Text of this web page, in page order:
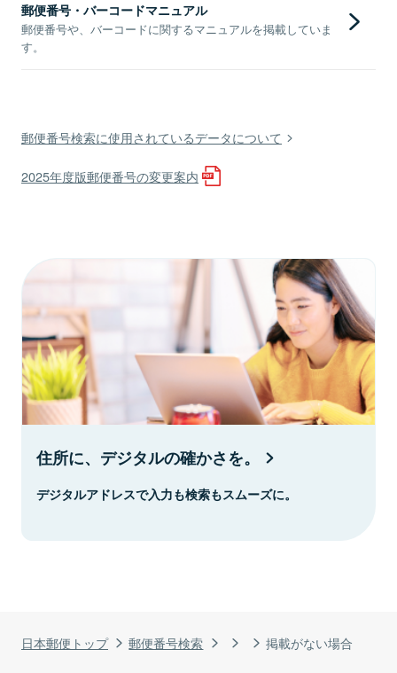
日本郵便トップ 郵便番号検索 掲載がない場合
郵便番号・バーコードマニュアル
郵便番号や、バーコードに関するマニュアルを掲載していま
す。
郵便番号検索に使用されているデータについて
2025年度版郵便番号の変更案内
住所に、デジタルの確かさを。
デジタルアドレスで入力も検索もスムーズに。